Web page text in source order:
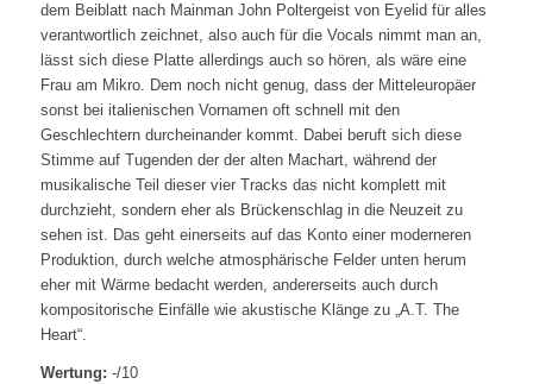
dem Beiblatt nach Mainman John Poltergeist von Eyelid für alles
verantwortlich zeichnet, also auch für die Vocals nimmt man an,
lässt sich diese Platte allerdings auch so hören, als wäre eine
Frau am Mikro. Dem noch nicht genug, dass der Mitteleuropäer
sonst bei italienischen Vornamen oft schnell mit den
Geschlechtern durcheinander kommt. Dabei beruft sich diese
Stimme auf Tugenden der der alten Machart, während der
musikalische Teil dieser vier Tracks das nicht komplett mit
durchzieht, sondern eher als Brückenschlag in die Neuzeit zu
sehen ist. Das geht einerseits auf das Konto einer moderneren
Produktion, durch welche atmosphärische Felder unten herum
eher mit Wärme bedacht werden, andererseits auch durch
kompositorische Einfälle wie akustische Klänge zu „A.T. The
Heart“.
Wertung: -/10